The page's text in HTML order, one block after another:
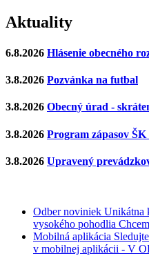
Aktuality
6.8.2026 Hlásenie obecného
3.8.2026 Pozvánka na futbal
3.8.2026 Obecný úrad -
3.8.2026 Program zápasov ŠK
3.8.2026 Upravený
Odber noviniek Unikátna
vysokého pohodlia
Mobilná aplikácia
v mobilnej aplikácii - V